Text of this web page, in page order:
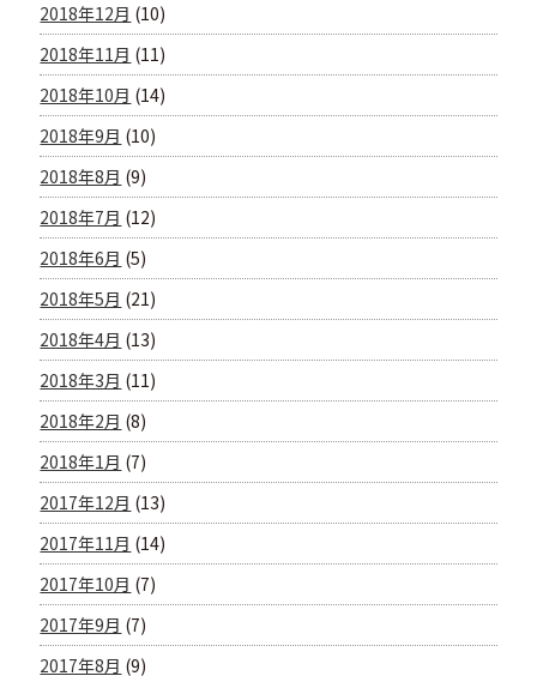
2018年12月 (10)
2018年11月 (11)
2018年10月 (14)
2018年9月 (10)
2018年8月 (9)
2018年7月 (12)
2018年6月 (5)
2018年5月 (21)
2018年4月 (13)
2018年3月 (11)
2018年2月 (8)
2018年1月 (7)
2017年12月 (13)
2017年11月 (14)
2017年10月 (7)
2017年9月 (7)
2017年8月 (9)